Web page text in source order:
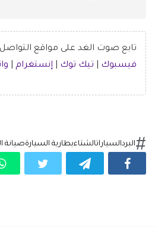
تابع صوت الغد على مواقع التواصل
فيسبوك
تيك توك إنستغرام
البردالسياراتالشتاءبطارية السيارةصيانة